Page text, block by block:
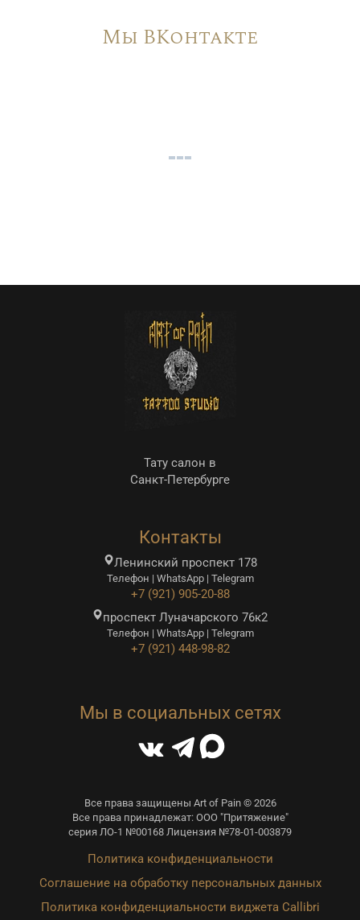
Мы ВКонтакте
Тату салон в
Санкт-Петербурге
Контакты
Ленинский проспект 178
Телефон | WhatsApp | Telegram
+7 (921) 905-20-88
проспект Луначарского 76к2
Телефон | WhatsApp | Telegram
+7 (921) 448-98-82
Мы в социальных сетях
Все права защищены Art of Pain © 2026
Все права принадлежат: ООО "Притяжение"
серия ЛО-1 №00168 Лицензия №78-01-003879
Политика конфиденциальности
Соглашение на обработку персональных данных
Политика конфиденциальности виджета Callibri